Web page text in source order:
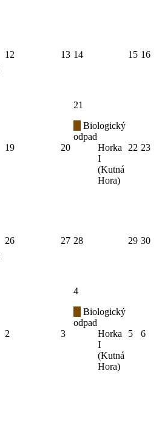
12 13 14 15 16
19 20
21
Biologický
odpad
Horka
I
(Kutná
Hora)
22 23
26 27 28 29 30
2 3
4
Biologický
odpad
Horka
I
(Kutná
Hora)
5 6